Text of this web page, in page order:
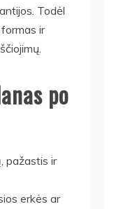
Todėl
ir
po
pažastis ir
erkės ar